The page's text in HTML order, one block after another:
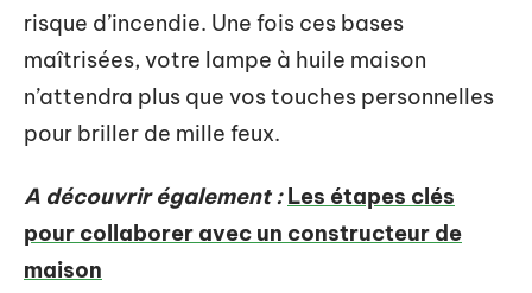
risque d’incendie. Une fois ces bases
maîtrisées, votre lampe à huile maison
n’attendra plus que vos touches personnelles
pour briller de mille feux.
A découvrir également : Les étapes clés
pour collaborer avec un constructeur de
maison